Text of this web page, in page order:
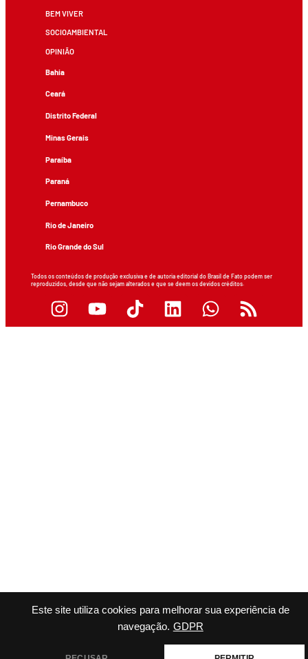
Este site utiliza cookies para melhorar sua experiência de
navegação. GDPR
BEM VIVER
SOCIOAMBIENTAL
OPINIÃO
Bahia
Ceará
Distrito Federal
Minas Gerais
Paraíba
Paraná
Pernambuco
Rio de Janeiro
Rio Grande do Sul
Todos os conteúdos de produção exclusiva e de autoria editorial do Brasil de Fato podem ser
reproduzidos, desde que não sejam alterados e que se deem os devidos créditos.